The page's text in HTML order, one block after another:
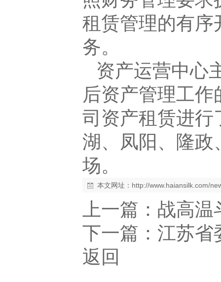
租赁管理的有序
务。
资产运营中心
后资产管理工
司资产租赁进行
湖、凤阳、隆政
本文网址： http://www.haiansilk.com/
上一篇： 战高温
下一篇： 江苏省
返回